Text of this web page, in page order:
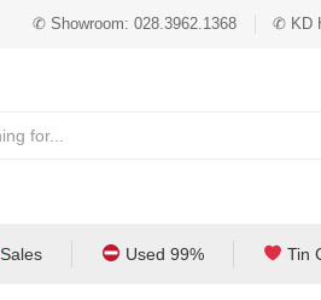
✆ Showroom: 028.3962.1368 ✆ KD
Sales Used 99% Tin